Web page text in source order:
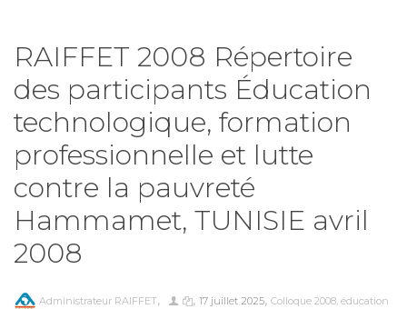
RAIFFET 2008 Répertoire
des participants Éducation
technologique, formation
professionnelle et lutte
contre la pauvreté
Hammamet, TUNISIE avril
2008
Administrateur RAIFFET, , 17 juillet 2025, Colloque 2008 éducation